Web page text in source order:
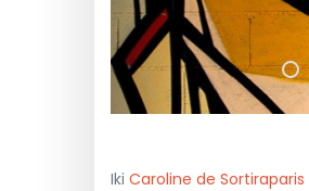
Iki Caroline de Sortiraparis